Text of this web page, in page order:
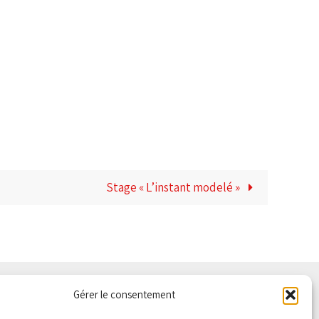
Gérer le consentement
Stage « L’instant modelé »